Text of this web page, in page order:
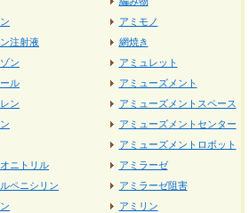
注射液
ン
ル
ン
ニトリル
ペニシリン
アミモノ
網焼き
アミュレット
アミューズメント
アミューズメントスペース
アミューズメントセンター
アミューズメントロボット
アミラーゼ
アミラーゼ阻害
アミリン